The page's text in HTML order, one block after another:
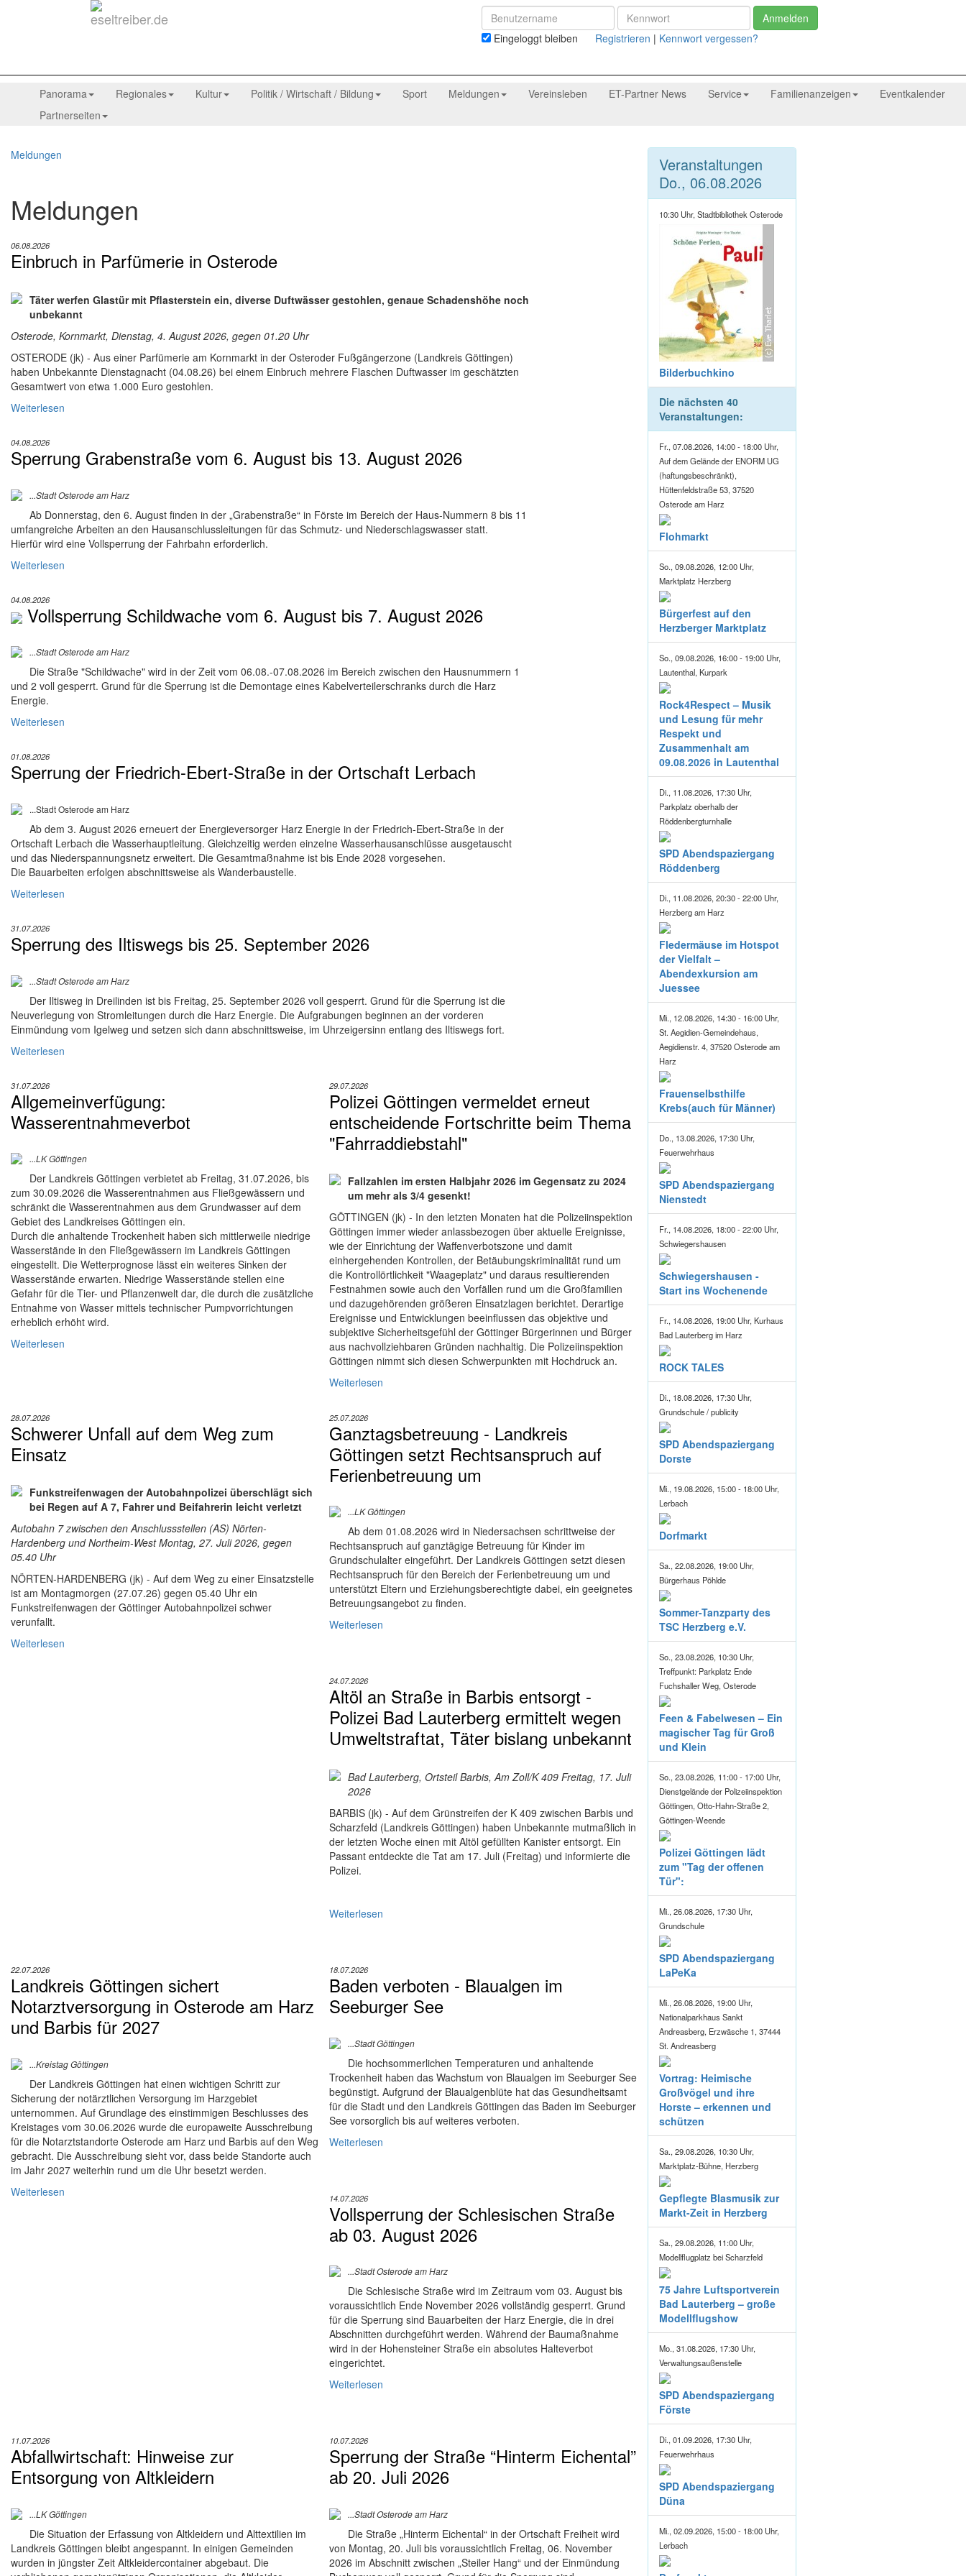
Anmelden
Eingeloggt bleiben Registrieren | Kennwort vergessen?
Panorama Regionales Kultur Politik / Wirtschaft / Bildung Sport Meldungen Vereinsleben ET-Partner News Service Familienanzeigen
Eventkalender
Partnerseiten
Meldungen
Meldungen
06.08.2026
Einbruch in Parfümerie in Osterode
Täter werfen Glastür mit Pflasterstein ein, diverse Duftwässer gestohlen, genaue Schadenshöhe noch
unbekannt
Osterode, Kornmarkt, Dienstag, 4. August 2026, gegen 01.20 Uhr
OSTERODE (jk) - Aus einer Parfümerie am Kornmarkt in der Osteroder Fußgängerzone (Landkreis Göttingen)
haben Unbekannte Dienstagnacht (04.08.26) bei einem Einbruch mehrere Flaschen Duftwasser im geschätzten
Gesamtwert von etwa 1.000 Euro gestohlen.
Weiterlesen
04.08.2026
Sperrung Grabenstraße vom 6. August bis 13. August 2026
...Stadt Osterode am Harz
Ab Donnerstag, den 6. August finden in der „Grabenstraße“ in Förste im Bereich der Haus-Nummern 8 bis 11
umfangreiche Arbeiten an den Hausanschlussleitungen für das Schmutz- und Niederschlagswasser statt.
Hierfür wird eine Vollsperrung der Fahrbahn erforderlich.
Weiterlesen
04.08.2026
Vollsperrung Schildwache vom 6. August bis 7. August 2026
...Stadt Osterode am Harz
Die Straße "Schildwache" wird in der Zeit vom 06.08.-07.08.2026 im Bereich zwischen den Hausnummern 1
und 2 voll gesperrt. Grund für die Sperrung ist die Demontage eines Kabelverteilerschranks durch die Harz
Energie.
Weiterlesen
01.08.2026
Sperrung der Friedrich-Ebert-Straße in der Ortschaft Lerbach
...Stadt Osterode am Harz
Ab dem 3. August 2026 erneuert der Energieversorger Harz Energie in der Friedrich-Ebert-Straße in der
Ortschaft Lerbach die Wasserhauptleitung. Gleichzeitig werden einzelne Wasserhausanschlüsse ausgetauscht
und das Niederspannungsnetz erweitert. Die Gesamtmaßnahme ist bis Ende 2028 vorgesehen.
Die Bauarbeiten erfolgen abschnittsweise als Wanderbaustelle.
Weiterlesen
31.07.2026
Sperrung des Iltiswegs bis 25. September 2026
...Stadt Osterode am Harz
Der Iltisweg in Dreilinden ist bis Freitag, 25. September 2026 voll gesperrt. Grund für die Sperrung ist die
Neuverlegung von Stromleitungen durch die Harz Energie. Die Aufgrabungen beginnen an der vorderen
Einmündung vom Igelweg und setzen sich dann abschnittsweise, im Uhrzeigersinn entlang des Iltiswegs fort.
Weiterlesen
31.07.2026
Allgemeinverfügung:
Wasserentnahmeverbot
...LK Göttingen
Der Landkreis Göttingen verbietet ab Freitag, 31.07.2026, bis
zum 30.09.2026 die Wasserentnahmen aus Fließgewässern und
schränkt die Wasserentnahmen aus dem Grundwasser auf dem
Gebiet des Landkreises Göttingen ein.
Durch die anhaltende Trockenheit haben sich mittlerweile niedrige
Wasserstände in den Fließgewässern im Landkreis Göttingen
eingestellt. Die Wetterprognose lässt ein weiteres Sinken der
Wasserstände erwarten. Niedrige Wasserstände stellen eine
Gefahr für die Tier- und Pflanzenwelt dar, die durch die zusätzliche
Entnahme von Wasser mittels technischer Pumpvorrichtungen
erheblich erhöht wird.
Weiterlesen
29.07.2026
Polizei Göttingen vermeldet erneut
entscheidende Fortschritte beim Thema
"Fahrraddiebstahl"
Fallzahlen im ersten Halbjahr 2026 im Gegensatz zu 2024
um mehr als 3/4 gesenkt!
GÖTTINGEN (jk) - In den letzten Monaten hat die Polizeiinspektion
Göttingen immer wieder anlassbezogen über aktuelle Ereignisse,
wie der Einrichtung der Waffenverbotszone und damit
einhergehenden Kontrollen, der Betäubungskriminalität rund um
die Kontrollörtlichkeit "Waageplatz" und daraus resultierenden
Festnahmen sowie auch den Vorfällen rund um die Großfamilien
und dazugehörenden größeren Einsatzlagen berichtet. Derartige
Ereignisse und Entwicklungen beeinflussen das objektive und
subjektive Sicherheitsgefühl der Göttinger Bürgerinnen und Bürger
aus nachvollziehbaren Gründen nachhaltig. Die Polizeiinspektion
Göttingen nimmt sich diesen Schwerpunkten mit Hochdruck an.
Weiterlesen
28.07.2026
Schwerer Unfall auf dem Weg zum
Einsatz
Funkstreifenwagen der Autobahnpolizei überschlägt sich
bei Regen auf A 7, Fahrer und Beifahrerin leicht verletzt
Autobahn 7 zwischen den Anschlussstellen (AS) Nörten-
Hardenberg und Northeim-West Montag, 27. Juli 2026, gegen
05.40 Uhr
NÖRTEN-HARDENBERG (jk) - Auf dem Weg zu einer Einsatzstelle
ist am Montagmorgen (27.07.26) gegen 05.40 Uhr ein
Funkstreifenwagen der Göttinger Autobahnpolizei schwer
verunfallt.
Weiterlesen
25.07.2026
Ganztagsbetreuung - Landkreis
Göttingen setzt Rechtsanspruch auf
Ferienbetreuung um
...LK Göttingen
Ab dem 01.08.2026 wird in Niedersachsen schrittweise der
Rechtsanspruch auf ganztägige Betreuung für Kinder im
Grundschulalter eingeführt. Der Landkreis Göttingen setzt diesen
Rechtsanspruch für den Bereich der Ferienbetreuung um und
unterstützt Eltern und Erziehungsberechtigte dabei, ein geeignetes
Betreuungsangebot zu finden.
Weiterlesen
24.07.2026
Altöl an Straße in Barbis entsorgt -
Polizei Bad Lauterberg ermittelt wegen
Umweltstraftat, Täter bislang unbekannt
Bad Lauterberg, Ortsteil Barbis, Am Zoll/K 409 Freitag, 17. Juli
2026
BARBIS (jk) - Auf dem Grünstreifen der K 409 zwischen Barbis und
Scharzfeld (Landkreis Göttingen) haben Unbekannte mutmaßlich in
der letzten Woche einen mit Altöl gefüllten Kanister entsorgt. Ein
Passant entdeckte die Tat am 17. Juli (Freitag) und informierte die
Polizei.
Weiterlesen
22.07.2026
Landkreis Göttingen sichert
Notarztversorgung in Osterode am Harz
und Barbis für 2027
...Kreistag Göttingen
Der Landkreis Göttingen hat einen wichtigen Schritt zur
Sicherung der notärztlichen Versorgung im Harzgebiet
unternommen. Auf Grundlage des einstimmigen Beschlusses des
Kreistages vom 30.06.2026 wurde die europaweite Ausschreibung
für die Notarztstandorte Osterode am Harz und Barbis auf den Weg
gebracht. Die Ausschreibung sieht vor, dass beide Standorte auch
im Jahr 2027 weiterhin rund um die Uhr besetzt werden.
Weiterlesen
18.07.2026
Baden verboten - Blaualgen im
Seeburger See
...Stadt Göttingen
Die hochsommerlichen Temperaturen und anhaltende
Trockenheit haben das Wachstum von Blaualgen im Seeburger See
begünstigt. Aufgrund der Blaualgenblüte hat das Gesundheitsamt
für die Stadt und den Landkreis Göttingen das Baden im Seeburger
See vorsorglich bis auf weiteres verboten.
Weiterlesen
14.07.2026
Vollsperrung der Schlesischen Straße
ab 03. August 2026
...Stadt Osterode am Harz
Die Schlesische Straße wird im Zeitraum vom 03. August bis
voraussichtlich Ende November 2026 vollständig gesperrt. Grund
für die Sperrung sind Bauarbeiten der Harz Energie, die in drei
Abschnitten durchgeführt werden. Während der Baumaßnahme
wird in der Hohensteiner Straße ein absolutes Halteverbot
eingerichtet.
Weiterlesen
11.07.2026
Abfallwirtschaft: Hinweise zur
Entsorgung von Altkleidern
...LK Göttingen
Die Situation der Erfassung von Altkleidern und Alttextilien im
Landkreis Göttingen bleibt angespannt. In einigen Gemeinden
wurden in jüngster Zeit Altkleidercontainer abgebaut. Die
10.07.2026
Sperrung der Straße “Hinterm Eichental”
ab 20. Juli 2026
...Stadt Osterode am Harz
Die Straße „Hinterm Eichental“ in der Ortschaft Freiheit wird
von Montag, 20. Juli bis voraussichtlich Freitag, 06. November
2026 im Abschnitt zwischen „Steiler Hang“ und der Einmündung
Veranstaltungen
Do., 06.08.2026
10:30 Uhr, Stadtbibliothek Osterode
Bilderbuchkino
Die nächsten 40
Veranstaltungen:
Fr., 07.08.2026, 14:00 - 18:00 Uhr,
Auf dem Gelände der ENORM UG
(haftungsbeschränkt),
Hüttenfeldstraße 53, 37520
Osterode am Harz
Flohmarkt
So., 09.08.2026, 12:00 Uhr,
Marktplatz Herzberg
Bürgerfest auf den
Herzberger Marktplatz
So., 09.08.2026, 16:00 - 19:00 Uhr,
Lautenthal, Kurpark
Rock4Respect – Musik
und Lesung für mehr
Respekt und
Zusammenhalt am
09.08.2026 in Lautenthal
Di., 11.08.2026, 17:30 Uhr,
Parkplatz oberhalb der
Röddenbergturnhalle
SPD Abendspaziergang
Röddenberg
Di., 11.08.2026, 20:30 - 22:00 Uhr,
Herzberg am Harz
Fledermäuse im Hotspot
der Vielfalt –
Abendexkursion am
Juessee
Mi., 12.08.2026, 14:30 - 16:00 Uhr,
St. Aegidien-Gemeindehaus,
Aegidienstr. 4, 37520 Osterode am
Harz
Frauenselbsthilfe
Krebs(auch für Männer)
Do., 13.08.2026, 17:30 Uhr,
Feuerwehrhaus
SPD Abendspaziergang
Nienstedt
Fr., 14.08.2026, 18:00 - 22:00 Uhr,
Schwiegershausen
Schwiegershausen -
Start ins Wochenende
Fr., 14.08.2026, 19:00 Uhr, Kurhaus
Bad Lauterberg im Harz
ROCK TALES
Di., 18.08.2026, 17:30 Uhr,
Grundschule / publicity
SPD Abendspaziergang
Dorste
Mi., 19.08.2026, 15:00 - 18:00 Uhr,
Lerbach
Dorfmarkt
Sa., 22.08.2026, 19:00 Uhr,
Bürgerhaus Pöhlde
Sommer-Tanzparty des
TSC Herzberg e.V.
So., 23.08.2026, 10:30 Uhr,
Treffpunkt: Parkplatz Ende
Fuchshaller Weg, Osterode
Feen & Fabelwesen – Ein
magischer Tag für Groß
und Klein
So., 23.08.2026, 11:00 - 17:00 Uhr,
Dienstgelände der Polizeiinspektion
Göttingen, Otto-Hahn-Straße 2,
Göttingen-Weende
Polizei Göttingen lädt
zum "Tag der offenen
Tür":
Mi., 26.08.2026, 17:30 Uhr,
Grundschule
SPD Abendspaziergang
LaPeKa
Mi., 26.08.2026, 19:00 Uhr,
Nationalparkhaus Sankt
Andreasberg, Erzwäsche 1, 37444
St. Andreasberg
Vortrag: Heimische
Großvögel und ihre
Horste – erkennen und
schützen
Sa., 29.08.2026, 10:30 Uhr,
Marktplatz-Bühne, Herzberg
Gepflegte Blasmusik zur
Markt-Zeit in Herzberg
Sa., 29.08.2026, 11:00 Uhr,
Modellflugplatz bei Scharzfeld
75 Jahre Luftsportverein
Bad Lauterberg – große
Modellflugshow
Mo., 31.08.2026, 17:30 Uhr,
Verwaltungsaußenstelle
SPD Abendspaziergang
Förste
Di., 01.09.2026, 17:30 Uhr,
Feuerwehrhaus
SPD Abendspaziergang
Düna
Mi., 02.09.2026, 15:00 - 18:00 Uhr,
Lerbach